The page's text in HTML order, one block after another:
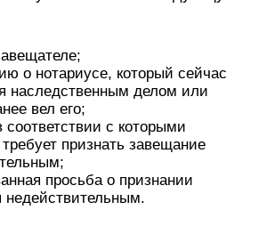
о нотариусе, который сейчас
наследственным делом или
вел его;
с которыми
признать завещание
просьба о признании
недействительным.